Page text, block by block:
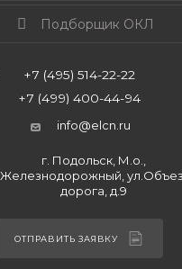
Подборщик ОКЛ
+7 (495) 514-22-22
+7 (499) 400-44-94
info@elcn.ru
г. Подольск, М.о.,
дорога, д.9
ОТПРАВИТЬ ЗАЯВКУ